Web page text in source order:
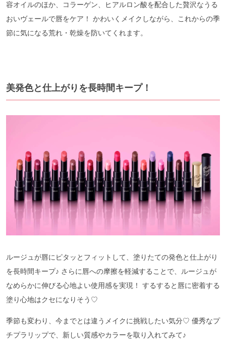
容オイルのほか、コラーゲン、ヒアルロン酸を配合した贅沢なうる
おいヴェールで唇をケア！ かわいくメイクしながら、これからの季
節に気になる荒れ・乾燥を防いてくれます。
美発色と仕上がりを長時間キープ！
ルージュが唇にピタッとフィットして、塗りたての発色と仕上がり
を長時間キープ♪ さらに唇への摩擦を軽減することで、ルージュが
なめらかに伸びる心地よい使用感を実現！ するすると唇に密着する
塗り心地はクセになりそう♡
季節も変わり、今までとは違うメイクに挑戦したい気分♡ 優秀なプ
チプラリップで、新しい質感やカラーを取り入れてみて♪